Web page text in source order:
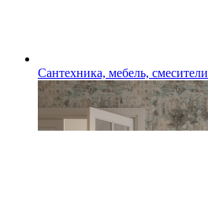
Сантехника, мебель, смесители